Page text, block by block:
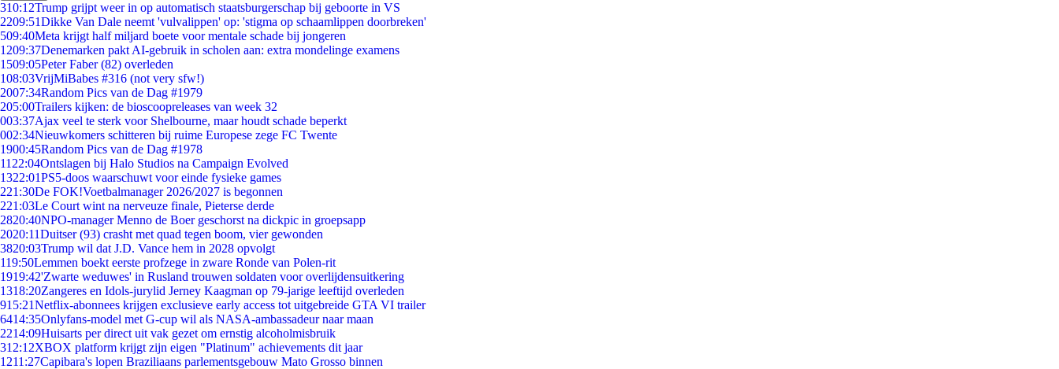
310:12Trump grijpt weer in op automatisch staatsburgerschap bij geboorte in VS
2209:51Dikke Van Dale neemt 'vulvalippen' op: 'stigma op schaamlippen doorbreken'
509:40Meta krijgt half miljard boete voor mentale schade bij jongeren
1209:37Denemarken pakt AI-gebruik in scholen aan: extra mondelinge examens
1509:05Peter Faber (82) overleden
108:03VrijMiBabes #316 (not very sfw!)
2007:34Random Pics van de Dag #1979
205:00Trailers kijken: de bioscoopreleases van week 32
003:37Ajax veel te sterk voor Shelbourne, maar houdt schade beperkt
002:34Nieuwkomers schitteren bij ruime Europese zege FC Twente
1900:45Random Pics van de Dag #1978
11 22:04Ontslagen bij Halo Studios na Campaign Evolved
1322:01PS5-doos waarschuwt voor einde fysieke games
221:30De FOK!Voetbalmanager 2026/2027 is begonnen
221:03Le Court wint na nerveuze finale, Pieterse derde
2820:40NPO-manager Menno de Boer geschorst na dickpic in groepsapp
2020:11Duitser (93) crasht met quad tegen boom, vier gewonden
3820:03Trump wil dat J.D. Vance hem in 2028 opvolgt
119:50Lemmen boekt eerste profzege in zware Ronde van Polen-rit
1919:42'Zwarte weduwes' in Rusland trouwen soldaten voor overlijdensuitkering
1318:20Zangeres en Idols-jurylid Jerney Kaagman op 79-jarige leeftijd overleden
915:21Netflix-abonnees krijgen exclusieve early access tot uitgebreide GTA VI trailer
6414:35Onlyfans-model met G-cup wil als NASA-ambassadeur naar maan
2214:09Huisarts per direct uit vak gezet om ernstig alcoholmisbruik
312:12XBOX platform krijgt zijn eigen "Platinum" achievements dit jaar
1211:27Capibara's lopen Braziliaans parlementsgebouw Mato Grosso binnen